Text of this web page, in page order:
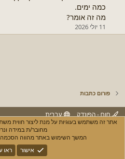
כמה ימים.
מה זה אומר?
11 יולי 2026
פורום כתבות
חום - הפונדק
עברית
חוקים ותנאי שימוש מדיניות
by XenForo
XenPorta 2 PRO
אתר זה משתמש בעוגיות על מנת ליצור חווית
מחובר/ת במידה
המשך השימוש באתר מהווה הסכמה
אישור
ראו